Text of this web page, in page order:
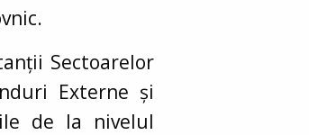
Sectoarelor
Externe și
de la nivelul